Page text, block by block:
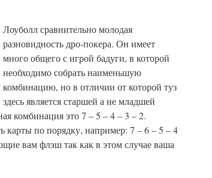
Лоуболл сравнительно молодая
разновидность дро-покера. Он имеет
много общего с игрой бадуги, в которой
необходимо собрать наименьшую
комбинацию, но в отличии от которой туз
здесь является старшей а не младшей
комбинация это 7 – 5 – 4 – 3 – 2.
по порядку, например: 7 – 6 – 5 – 4
вам флэш так как в этом случае ваша